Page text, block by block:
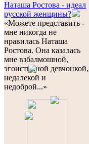
Наташа Ростова - идеал
русской женщины?
«Можете представить -
мне никогда не
нравилась Наташа
Ростова. Она казалась
мне взбалмошной,
эгоистичной девчонкой,
недалекой и
недоброй...»